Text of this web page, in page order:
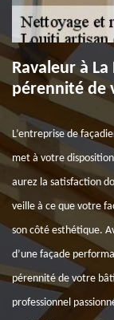
Ravaleur à
pérennité de
L’entreprise de
met à votre
aurez la satisfaction
veille à ce que votre
son côté esthétique.
d’une façade
pérennité de votre
professionnel